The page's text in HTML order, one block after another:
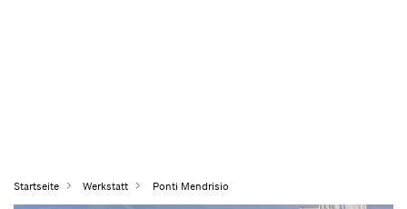
Startseite Werkstatt Ponti Mendrisio